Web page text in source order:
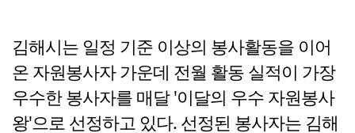
김해시는 일정 기준 이상의 봉사활동을 이어
온 자원봉사자 가운데 전월 활동 실적이 가장
우수한 봉사자를 매달 '이달의 우수 자원봉사
왕'으로 선정하고 있다. 선정된 봉사자는 김해